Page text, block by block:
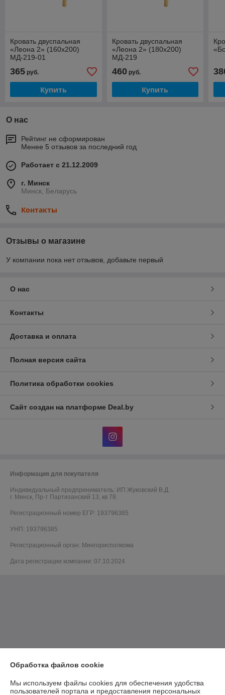
Кровать двуспальная
«Леона 2» (160х200)
МД-219-01
365 руб.
Купить
Кровать двуспальная
«Леона 2» (180х200)
МД-219
460руб.
Купить
О нас
Рейтинг не сформирован
Менее 5 отзывов за последний год
Работает с 21.12.2009
г. Минск
Минск, Беларусь
Контакты
Отзывы о магазине
У компании пока нет отзывов, добавьте первый
О нас
Контакты
Доставка и оплата
Полная версия сайта
Политика обработки cookies
Сайт создан на платформе Deal.by
Информация для покупателя
Индивидуальный предприниматель: ИП Жуковский В.Д.
г. Минск, Пр-т Партизанский 13, кв 78.
Регистрационный номер ЕГР: 193796385
УНП: 193796385
Регистрационный орган: Мингорисполкома
Дата регистрации компании: 07.10.2024
Обработка файлов cookie
Мы используем файлы cookies для обеспечения удобства
пользователей портала и предоставления персональных